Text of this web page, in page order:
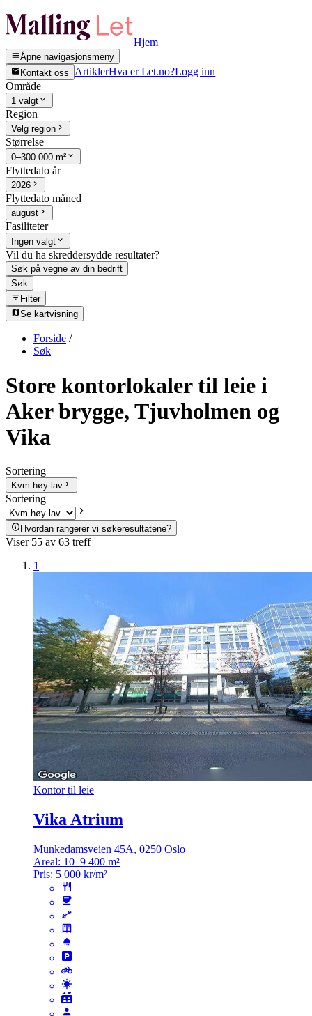
Hjem
Åpne navigasjonsmeny
Kontakt oss
ArtiklerHva er Let.no?Logg inn
Område
1 valgt
Region
Velg region
Størrelse
0–300 000 m²
Flyttedato år
2026
Flyttedato måned
august
Fasiliteter
Ingen valgt
Vil du ha skreddersydde resultater?
Søk på vegne av din bedrift
Søk
Filter
Se kartvisning
Forside /
Søk
Store kontorlokaler til leie i
Aker brygge, Tjuvholmen og
Vika
Sortering
Kvm høy-lav
Sortering
Hvordan rangerer vi søkeresultatene?
Viser 55 av 63 treff
1
Kontor til leie
Vika Atrium
Munkedamsveien 45A, 0250 Oslo
Areal: 10–9 400 m²
Pris: 5 000 kr/m²